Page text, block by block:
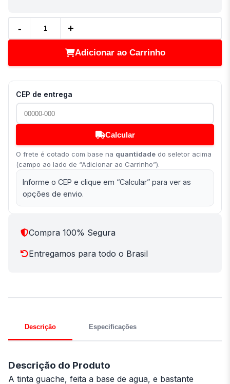
- +
Adicionar ao Carrinho
CEP de entrega
Calcular
O frete é cotado com base na quantidade do seletor acima
(campo ao lado de “Adicionar ao Carrinho”).
Informe o CEP e clique em “Calcular” para ver as
opções de envio.
Compra 100% Segura
Entregamos para todo o Brasil
Descrição Especificações
Descrição do Produto
A tinta guache, feita a base de agua, e bastante